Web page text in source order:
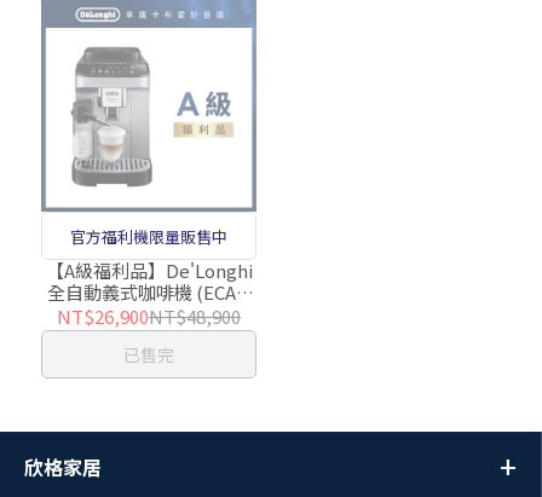
官方福利機限量販售中
【A級福利品】De'Longhi
全自動義式咖啡機 (ECAM
290.84.SB/29084/EVO)
NT$26,900NT$48,900
已售完
欣格家居